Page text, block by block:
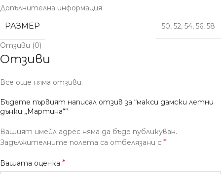
Допълнителна информация
РАЗМЕР 50, 52, 54, 56, 58
Отзиви (0)
Отзиви
Все още няма отзиви.
Бъдете първият написал отзив за “макси дамски летни
дънки „Мартина“”
Вашият имейл адрес няма да бъде публикуван.
Задължителните полета са отбелязани с *
Вашата оценка *